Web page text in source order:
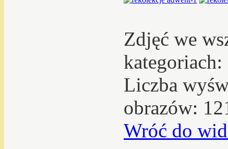
Zdjęć we
kategoriach:
Liczba
obrazów:
Wróć do